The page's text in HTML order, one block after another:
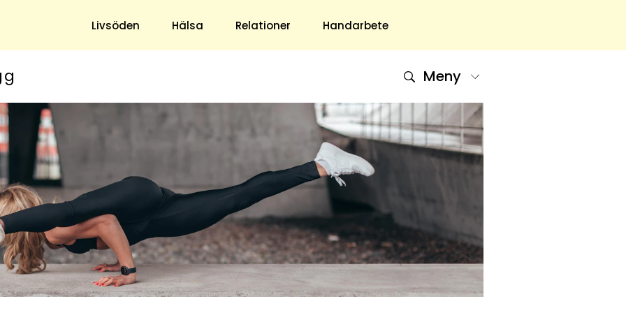
Livsöden Hälsa Relationer Handarbete
& Trädgård
Hushåll
& Dryck
& Antikt
DIY - Gör Det Själv
Underhållning
Horoskop
Quiz
Om Oss
Om Oss & Kontakt
Tidningar Hos Allas.se
Nyhetsbrev
Om Cookies
Integritetspolicy
Skapa Konto
Hantera Preferenser
Meny